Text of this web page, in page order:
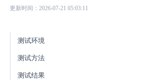
更新时间：2026-07-21 05:03:11
测试环境
测试方法
测试结果